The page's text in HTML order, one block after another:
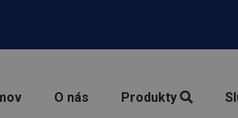
O nás Produkty